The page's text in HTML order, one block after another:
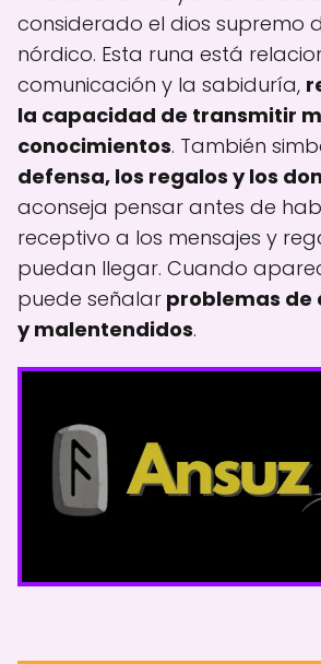
considerado el dios supremo
nórdico. Esta runa está
comunicación y la sabiduría,
la capacidad de transmitir
conocimientos. También
defensa, los regalos y los
aconseja pensar antes de
receptivo a los mensajes y
puedan llegar. Cuando
puede señalar problemas de
y malentendidos.